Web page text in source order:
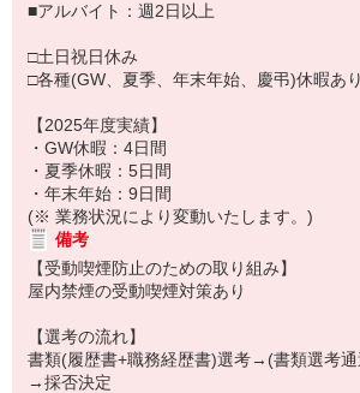
■アルバイト：週2日以上
□土日祝日休み
□各種(GW、夏季、年末年始、慶弔)休暇あり
【2025年度実績】
・GW休暇：4日間
・夏季休暇：5日間
・年末年始：9日間
(※ 業務状況により変動いたします。)
備考
【受動喫煙防止のための取り組み】
屋内禁煙の受動喫煙対策あり
【選考の流れ】
書類(履歴書+職務経歴書)選考→(書類選考
→採否決定